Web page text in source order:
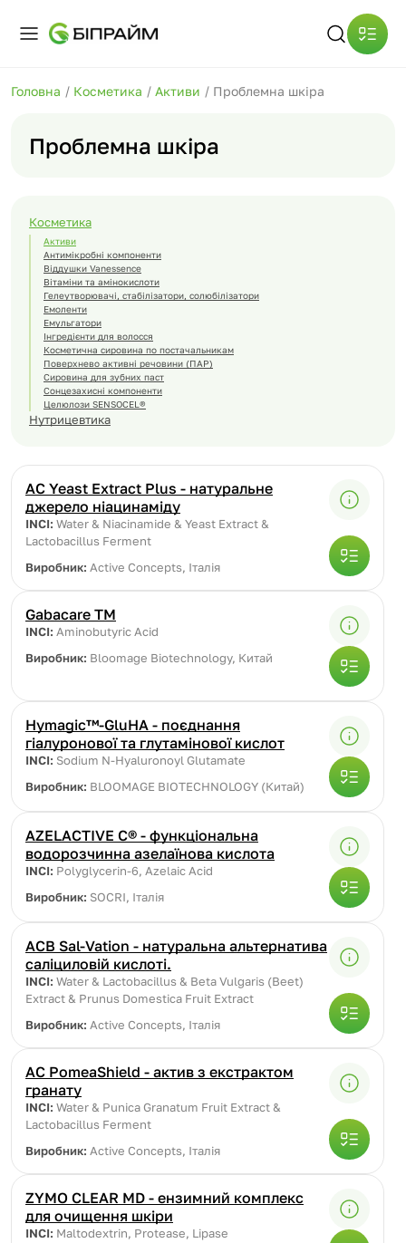
Головна / Косметика / Активи / Проблемна шкіра
Проблемна шкіра
Косметика
Активи
Антимікробні компоненти
Віддушки Vanessence
Вітаміни та амінокислоти
Гелеутворювачі, стабілізатори, солюбілізатори
Емоленти
Емульгатори
Інгредієнти для волосся
Косметична сировина по постачальникам
Поверхнево активні речовини (ПАР)
Сировина для зубних паст
Сонцезахисні компоненти
Целюлози SENSOCEL®
Нутрицевтика
AC Yeast Extract Plus - натуральне
джерело ніацинаміду
INCI: Water & Niacinamide & Yeast Extract &
Lactobacillus Ferment
Виробник: Active Conсepts, Італія
Gabacare TM
INCI: Aminobutyric Acid
Виробник: Bloomage Biotechnology, Китай
Hymagic™-GluHA - поєднання
гіалуронової та глутамінової кислот
INCI: Sodium N-Hyaluronoyl Glutamate
Виробник: BLOOMAGE BIOTECHNOLOGY (Китай)
AZELACTIVE C® - функціональна
водорозчинна азелаїнова кислота
INCI: Polyglycerin-6, Azelaic Acid
Виробник: SOCRI, Італія
ACB Sal-Vation - натуральна альтернатива
саліциловій кислоті.
INCI: Water & Lactobacillus & Beta Vulgaris (Beet)
Extract & Prunus Domestica Fruit Extract
Виробник: Active Concepts, Італія
AC PomeaShield - актив з екстрактом
гранату
INCI: Water & Punica Granatum Fruit Extract &
Lactobacillus Ferment
Виробник: Active Concepts, Італія
ZYMO CLEAR MD - ензимний комплекс
для очищення шкіри
INCI: Maltodextrin, Protease, Lipase